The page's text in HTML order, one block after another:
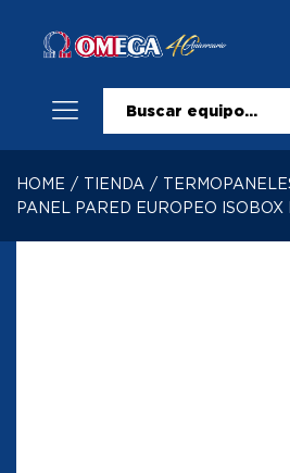
HOME / TIENDA /
PANEL PARED EUROPEO ISOBOX